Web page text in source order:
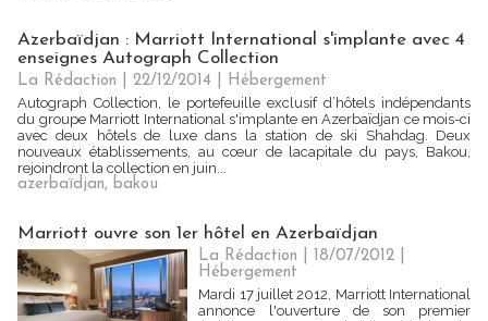
Azerbaïdjan : Marriott International s'implante avec 4
enseignes Autograph Collection
La Rédaction | 22/12/2014
Hébergement
Autograph Collection, le portefeuille exclusif d’hôtels indépendants
du groupe Marriott International s'implante en Azerbaïdjan ce mois-ci
avec deux hôtels de luxe dans la station de ski Shahdag. Deux
nouveaux établissements, au cœur de lacapitale du pays, Bakou,
rejoindront la collection en juin...
azerbaïdjan, bakou
Marriott ouvre son 1er hôtel en Azerbaïdjan
La Rédaction | 18/07/2012
Hébergement
Mardi 17 juillet 2012, Marriott International
annonce l'ouverture de son premier